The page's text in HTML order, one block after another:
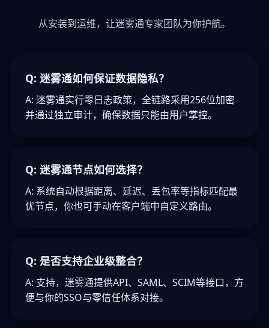
从安装到运维，让迷雾通专家团队为你护航。
Q: 迷雾通如何保证数据隐私？
A: 迷雾通实行零日志政策，全链路采用256位加密
并通过独立审计，确保数据只能由用户掌控。
Q: 迷雾通节点如何选择？
A: 系统自动根据距离、延迟、丢包率等指标匹配最
优节点，你也可手动在客户端中自定义路由。
Q: 是否支持企业级整合？
A: 支持，迷雾通提供API、SAML、SCIM等接口，方
便与你的SSO与零信任体系对接。